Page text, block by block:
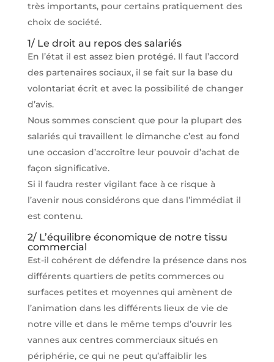
très importants, pour certains pratiquement des
choix de société.
1/ Le droit au repos des salariés
En l’état il est assez bien protégé. Il faut l’accord
des partenaires sociaux, il se fait sur la base du
volontariat écrit et avec la possibilité de changer
d’avis.
Nous sommes conscient que pour la plupart des
salariés qui travaillent le dimanche c’est au fond
une occasion d’accroître leur pouvoir d’achat de
façon significative.
Si il faudra rester vigilant face à ce risque à
l’avenir nous considérons que dans l’immédiat il
est contenu.
2/ L’équilibre économique de notre tissu
commercial
Est-il cohérent de défendre la présence dans nos
différents quartiers de petits commerces ou
surfaces petites et moyennes qui amènent de
l’animation dans les différents lieux de vie de
notre ville et dans le même temps d’ouvrir les
vannes aux centres commerciaux situés en
périphérie, ce qui ne peut qu’affaiblir les